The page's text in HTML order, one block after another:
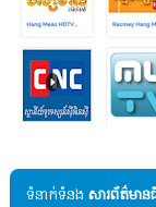
ទំនាក់ទំនង​​ សារព័ត៌មាន